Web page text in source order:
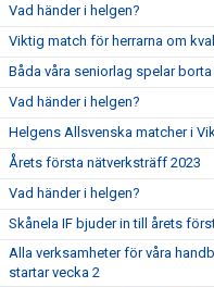
Vad händer i helgen?
Viktig match för herrarna om
Båda våra seniorlag spelar borta
Vad händer i helgen?
Helgens Allsvenska matcher i
Årets första nätverksträff 2023
Vad händer i helgen?
Skånela IF bjuder in till årets
Alla verksamheter för våra
startar vecka 2